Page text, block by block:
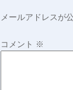
メールアドレスが
コメント ※